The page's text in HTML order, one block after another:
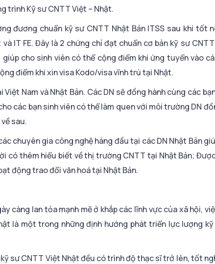
trình Kỹ sư CNTT Việt – Nhật.
đương chuẩn kỹ sư CNTT Nhật Bản ITSS sau khi tốt
IT FE. Đây là 2 chứng chỉ đạt chuẩn cơ bản kỹ sư
cho sinh viên có thể cộng điểm khi ứng tuyển vào
điểm khi xin visa Kodo/visa vĩnh trú tại Nhật.
Nam và Nhật Bản. Các DN sẽ đồng hành cùng các
các bạn sinh viên có thể làm quen với môi trường DN
sau.
chuyên gia công nghệ hàng đầu tại các DN Nhật Bản
có thêm hiểu biết về thị trường CNTT tại Nhật Bản;
động trao đổi văn hoá tại Nhật Bản.
càng lan tỏa mạnh mẽ ở khắp các lĩnh vực của xã hội,
là một trong những định hướng phát triển lực lượng
sư CNTT Việt Nhật đều có trình độ thạc sĩ trở lên, tốt